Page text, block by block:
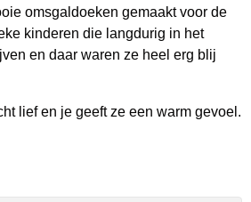
omsgaldoeken gemaakt voor de
kinderen die langdurig in het
en daar waren ze heel erg blij
lief en je geeft ze een warm gevoel.